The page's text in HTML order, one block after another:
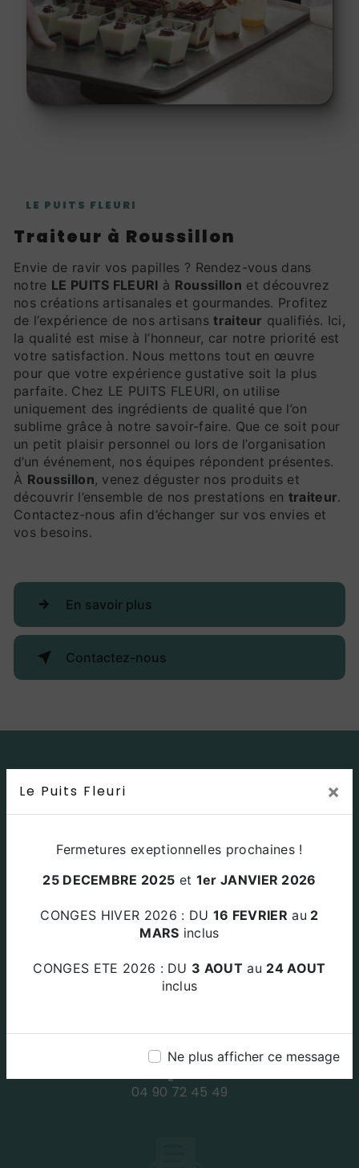
Le Puits Fleuri ×
Fermetures exeptionnelles prochaines !
25 DECEMBRE 2025 et 1er JANVIER 2026
CONGES HIVER 2026 : DU 16 FEVRIER au 2
MARS inclus
CONGES ETE 2026 : DU 3 AOUT au 24 AOUT
inclus
Ne plus afficher ce message
LE PUITS FLEURI
traiteur à Roussillon
Envie de ravir vos papilles ? Rendez-vous dans
notre LE PUITS FLEURI à Roussillon et découvrez
nos créations artisanales et gourmandes. Profitez
de l’expérience de nos artisanstraiteur qualifiés. Ici,
la qualité est mise à l’honneur, car notre priorité est
votre satisfaction. Nous mettons tout en œuvre
pour que votre expérience gustative soit la plus
parfaite. Chez LE PUITS FLEURI, on utilise
uniquement des ingrédients de qualité que l’on
sublime grâce à notre savoir-faire. Que ce soit pour
un petit plaisir personnel ou lors de l’organisation
d’un événement, nos équipes répondent présentes.
À Roussillon, venez déguster nos produits et
découvrir l’ensemble de nos prestations en traiteur.
Contactez-nous afin d’échanger sur vos envies et
vos besoins.
En savoir plus
Contactez-nous
Za Le Plan Des Amandiers 84220
BEAUMETTES
Téléphone
04 90 72 45 49